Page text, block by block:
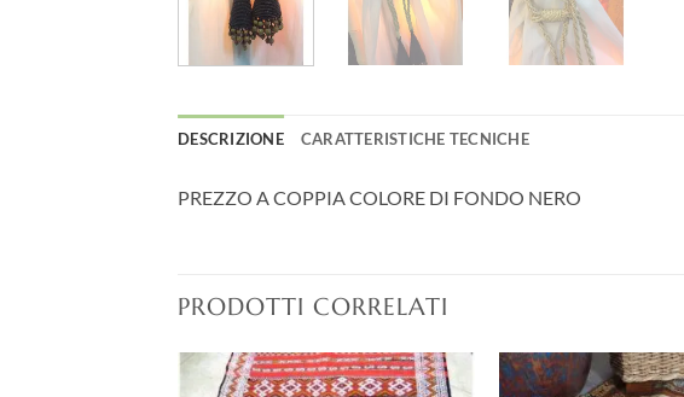
DESCRIZIONE CARATTERISTICHE TECNICHE
PREZZO A COPPIA COLORE DI FONDO NERO
PRODOTTI CORRELATI